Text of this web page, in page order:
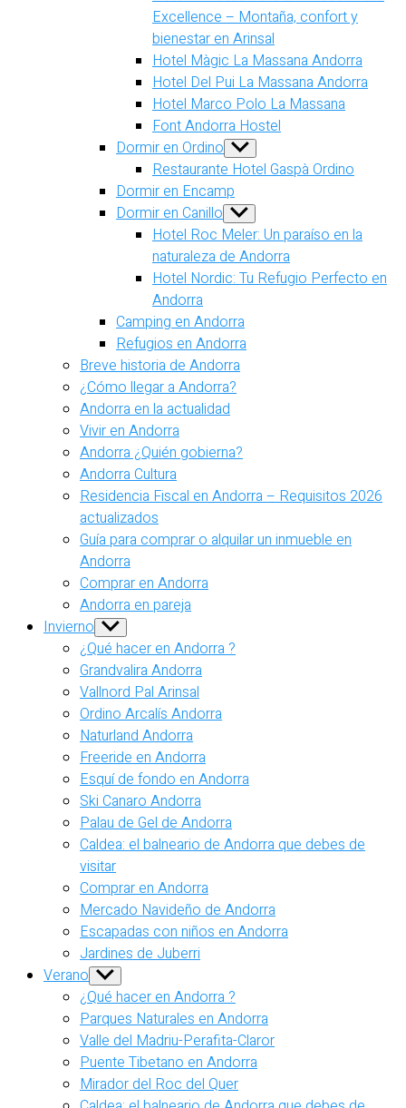
Excellence – Montaña, confort y
bienestar en Arinsal
Hotel Màgic La Massana Andorra
Hotel Del Pui La Massana Andorra
Hotel Marco Polo La Massana
Font Andorra Hostel
Dormir en Ordino Show
sub
menu
Restaurante Hotel Gaspà Ordino
Dormir en Encamp
Dormir en Canillo Show
sub
menu
Hotel Roc Meler: Un paraíso en la
naturaleza de Andorra
Hotel Nordic: Tu Refugio Perfecto en
Andorra
Camping en Andorra
Refugios en Andorra
Breve historia de Andorra
¿Cómo llegar a Andorra?
Andorra en la actualidad
Vivir en Andorra
Andorra ¿Quién gobierna?
Andorra Cultura
Residencia Fiscal en Andorra – Requisitos 2026
actualizados
Guía para comprar o alquilar un inmueble en
Andorra
Comprar en Andorra
Andorra en pareja
Invierno Show
sub
menu
¿Qué hacer en Andorra ?
Grandvalira Andorra
Vallnord Pal Arinsal
Ordino Arcalís Andorra
Naturland Andorra
Freeride en Andorra
Esquí de fondo en Andorra
Ski Canaro Andorra
Palau de Gel de Andorra
Caldea: el balneario de Andorra que debes de
visitar
Comprar en Andorra
Mercado Navideño de Andorra
Escapadas con niños en Andorra
Jardines de Juberri
Verano Show
sub
menu
¿Qué hacer en Andorra ?
Parques Naturales en Andorra
Valle del Madriu-Perafita-Claror
Puente Tibetano en Andorra
Mirador del Roc del Quer